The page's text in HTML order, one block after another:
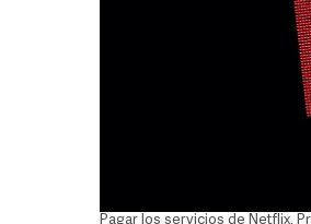
Pagar los servicios de Netflix,